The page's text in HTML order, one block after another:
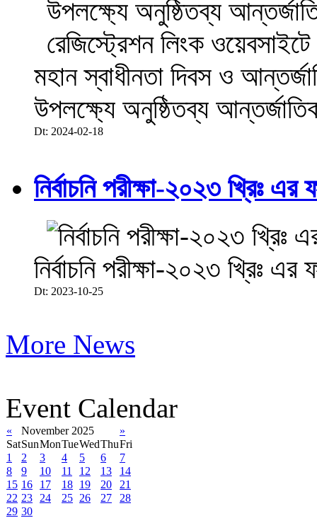
মহান স্বাধীনতা দিবস ও
উপলক্ষ্যে অনুষ্ঠিতব্য
Dt: 2024-02-18
নির্বাচনি পরীক্ষা-২০২৩ খ্রিঃ
নির্বাচনি পরীক্ষা-২০২৩ খ্রিঃ
Dt: 2023-10-25
More News
Event Calendar
« November 2025
»
SatSunMonTueWedThuFri
1
2 3 4 5 6
7
8
9 10 11 12 13
14
15 16 17 18 19 20
21
22 23 24 25 26 27
28
29 30